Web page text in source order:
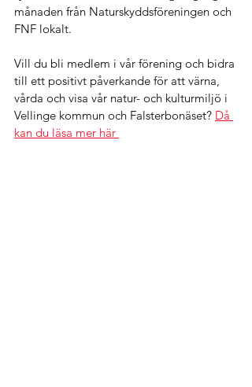
månaden från Naturskyddsföreningen och
FNF lokalt.
Vill du bli medlem i vår förening och bidra
till ett positivt påverkande för att värna,
vårda och visa vår natur- och kulturmiljö i
Vellinge kommun och Falsterbonäset? Då
kan du läsa mer här